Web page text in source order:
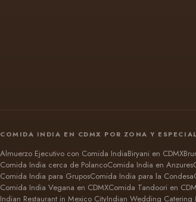
COMIDA INDIA EN CDMX POR ZONA Y
Almuerzo Ejecutivo con Comida IndiaBiryani en CDMX
Comida India cerca de PolancoComida India en Anzures
Comida India para GruposComida India para la Condesa
Comida India Vegana en CDMXComida Tandoori en
Indian Restaurant in Mexico CityIndian Wedding Catering